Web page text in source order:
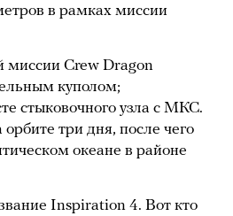
в рамках миссии
миссии Crew Dragon
куполом;
стыковочного узла с МКС.
три дня, после чего
океане в районе
Inspiration 4. Вот кто